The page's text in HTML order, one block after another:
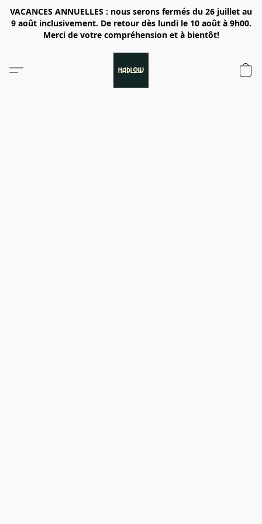
VACANCES ANNUELLES : nous serons fermés du 26 juillet au
9 août inclusivement. De retour dès lundi le 10 août à 9h00.
Merci de votre compréhension et à bientôt!